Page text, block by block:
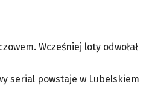
Wcześniej loty odwołał
serial powstaje w Lubelskiem